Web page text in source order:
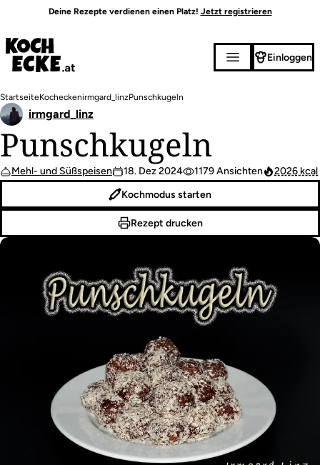
Inhalt
Deine Rezepte verdienen einen Platz! Jetzt registrieren
Einloggen
Pfadnavigation
StartseiteKocheckenirmgard_linzPunschkugeln
Punschkugeln
Mehl- und Süßspeisen 18. Dez 2024 1179 Ansichten 2026 kcal
irmgard_linz
Kochmodus starten
Rezept drucken